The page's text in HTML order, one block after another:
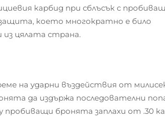
карбид при сблъсък с
което многократно е било
цялата страна.
на ударни въздействия от
да издържа последователни
пробиващи бронята заплахи от .30